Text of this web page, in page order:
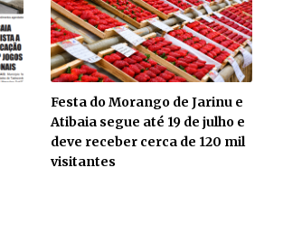
Festa do Morango de Jarinu e
Atibaia segue até 19 de julho e
deve receber cerca de 120 mil
visitantes